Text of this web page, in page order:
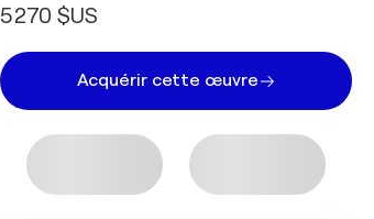
5 270 $US
Acquérir cette œuvre